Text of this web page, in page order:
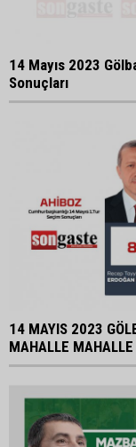
14 Mayıs 2023
Sonuçları
14 MAYIS 2023
MAHALLE